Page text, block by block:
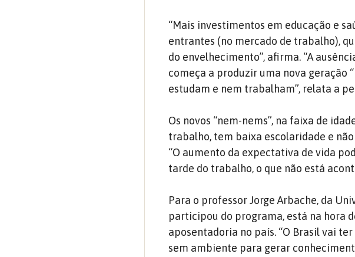
“Mais investimentos em educação e
entrantes (no mercado de trabalho),
do envelhecimento”, afirma. “A
começa a produzir uma nova geração
estudam e nem trabalham”, relata a
Os novos “nem-nems”, na faixa de
trabalho, tem baixa escolaridade e
“O aumento da expectativa de vida
tarde do trabalho, o que não está
Para o professor Jorge Arbache, da
participou do programa, está na hora
aposentadoria no país. “O Brasil vai
sem ambiente para gerar